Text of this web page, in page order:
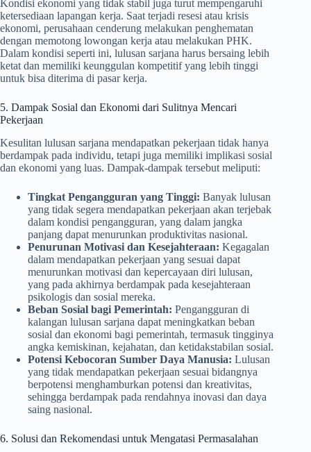
Kondisi ekonomi yang tidak stabil juga turut mempengaruhi
ketersediaan lapangan kerja. Saat terjadi resesi atau krisis
ekonomi, perusahaan cenderung melakukan penghematan
dengan memotong lowongan kerja atau melakukan PHK.
Dalam kondisi seperti ini, lulusan sarjana harus bersaing lebih
ketat dan memiliki keunggulan kompetitif yang lebih tinggi
untuk bisa diterima di pasar kerja.
5. Dampak Sosial dan Ekonomi dari Sulitnya Mencari
Pekerjaan
Kesulitan lulusan sarjana mendapatkan pekerjaan tidak hanya
berdampak pada individu, tetapi juga memiliki implikasi sosial
dan ekonomi yang luas. Dampak-dampak tersebut meliputi:
Tingkat Pengangguran yang Tinggi: Banyak lulusan
yang tidak segera mendapatkan pekerjaan akan terjebak
dalam kondisi pengangguran, yang dalam jangka
panjang dapat menurunkan produktivitas nasional.
Penurunan Motivasi dan Kesejahteraan: Kegagalan
dalam mendapatkan pekerjaan yang sesuai dapat
menurunkan motivasi dan kepercayaan diri lulusan,
yang pada akhirnya berdampak pada kesejahteraan
psikologis dan sosial mereka.
Beban Sosial bagi Pemerintah: Pengangguran di
kalangan lulusan sarjana dapat meningkatkan beban
sosial dan ekonomi bagi pemerintah, termasuk tingginya
angka kemiskinan, kejahatan, dan ketidakstabilan sosial.
Potensi Kebocoran Sumber Daya Manusia: Lulusan
yang tidak mendapatkan pekerjaan sesuai bidangnya
berpotensi menghamburkan potensi dan kreativitas,
sehingga berdampak pada rendahnya inovasi dan daya
saing nasional.
6. Solusi dan Rekomendasi untuk Mengatasi Permasalahan